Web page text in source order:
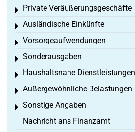
Private Veräußerungsgeschäfte
Toggle menu
Ausländische Einkünfte
Toggle menu
Vorsorgeaufwendungen
Toggle menu
Sonderausgaben
Toggle menu
Haushaltsnahe Dienstleistungen
Toggle menu
Außergewöhnliche Belastungen
Toggle menu
Sonstige Angaben
Toggle menu
Nachricht ans Finanzamt